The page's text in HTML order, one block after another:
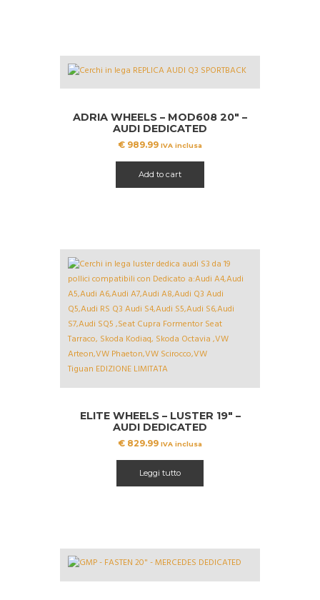
ADRIA WHEELS – MOD608 20″ –
AUDI DEDICATED
€ 989.99 IVA inclusa
Add to cart
ELITE WHEELS – LUSTER 19″ –
AUDI DEDICATED
€ 829.99 IVA inclusa
Leggi tutto